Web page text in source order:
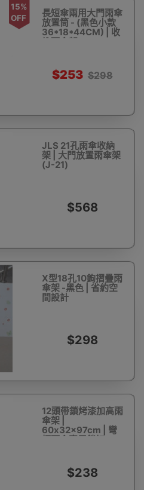
15%
OFF
長短傘兩用大門雨傘
放置筒 - (黑色小款
36*18*44CM) | 收
納雨傘架
$253 $298
JLS 21孔雨傘收納
架 | 大門放置雨傘架
(J-21)
$568
X型18孔10鉤摺疊雨
傘架 -黑色 | 省約空
間設計
$298
12頭帶鎖烤漆加高雨
傘架 |
60x32x97cm | 彎
柄雨傘專用鎖扣
$238